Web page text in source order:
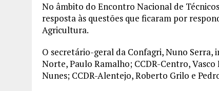
No âmbito do Encontro Nacional de
resposta às questões que ficaram por
Agricultura.
O secretário-geral da Confagri, Nuno Serra,
Norte, Paulo Ramalho; CCDR-Centro,
Nunes; CCDR-Alentejo, Roberto Grilo e